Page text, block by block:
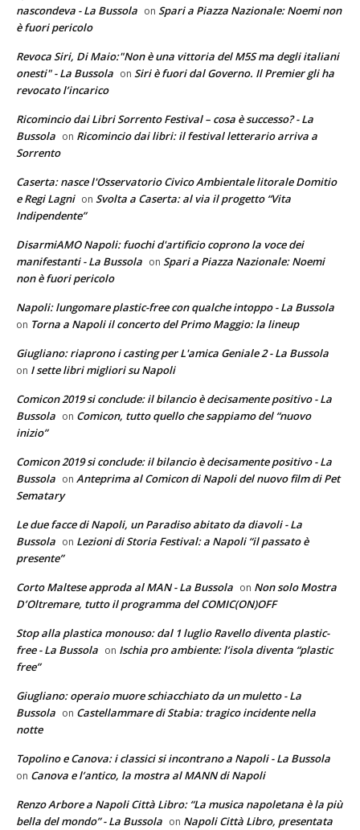
nascondeva - La Bussola on Spari a Piazza Nazionale: Noemi non
è fuori pericolo
Revoca Siri, Di Maio:"Non è una vittoria del M5S ma degli italiani
onesti" - La Bussola on Siri è fuori dal Governo. Il Premier gli ha
revocato l’incarico
Ricomincio dai Libri Sorrento Festival – cosa è successo? - La
Bussola on Ricomincio dai libri: il festival letterario arriva a
Sorrento
Caserta: nasce l'Osservatorio Civico Ambientale litorale Domitio
e Regi Lagni on Svolta a Caserta: al via il progetto “Vita
Indipendente”
DisarmiAMO Napoli: fuochi d'artificio coprono la voce dei
manifestanti - La Bussola on Spari a Piazza Nazionale: Noemi
non è fuori pericolo
Napoli: lungomare plastic-free con qualche intoppo - La Bussola
on Torna a Napoli il concerto del Primo Maggio: la lineup
Giugliano: riaprono i casting per L'amica Geniale 2 - La Bussola
on I sette libri migliori su Napoli
Comicon 2019 si conclude: il bilancio è decisamente positivo - La
Bussola on Comicon, tutto quello che sappiamo del “nuovo
inizio”
Comicon 2019 si conclude: il bilancio è decisamente positivo - La
Bussola on Anteprima al Comicon di Napoli del nuovo film di Pet
Sematary
Le due facce di Napoli, un Paradiso abitato da diavoli - La
Bussola on Lezioni di Storia Festival: a Napoli “il passato è
presente”
Corto Maltese approda al MAN - La Bussola on Non solo Mostra
D’Oltremare, tutto il programma del COMIC(ON)OFF
Stop alla plastica monouso: dal 1 luglio Ravello diventa plastic-
free - La Bussola on Ischia pro ambiente: l’isola diventa “plastic
free”
Giugliano: operaio muore schiacchiato da un muletto - La
Bussola on Castellammare di Stabia: tragico incidente nella
notte
Topolino e Canova: i classici si incontrano a Napoli - La Bussola
on Canova e l’antico, la mostra al MANN di Napoli
Renzo Arbore a Napoli Città Libro: “La musica napoletana è la più
bella del mondo” - La Bussola on Napoli Città Libro, presentata